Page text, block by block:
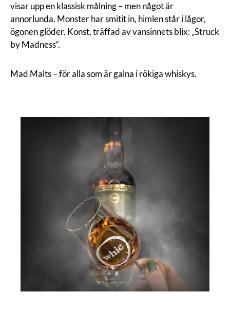
visar upp en klassisk målning – men något är
annorlunda. Monster har smitit in, himlen står i lågor,
ögonen glöder. Konst, träffad av vansinnets blix: „Struck
by Madness“.
Mad Malts – för alla som är galna i rökiga whiskys.